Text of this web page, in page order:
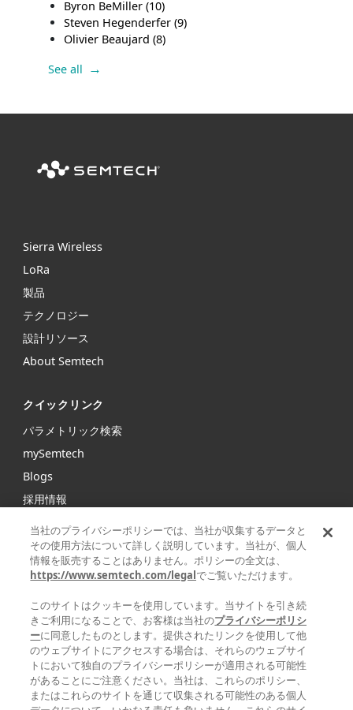
Byron BeMiller(10)
Steven Hegenderfer(9)
Olivier Beaujard(8)
See all
Sierra Wireless
LoRa
製品
テクノロジー
設計リソース
About Semtech
クイックリンク
パラメトリック検索
mySemtech
Blogs
採用情報
お問い合わせ
Semtechは、インフラストラクチャ、ハイエンドコンシュー
マープロダクト、産業機器向けの高性能アナログ/ミックスド
シグナル半導体および高度アルゴリズムの大手グローバルサ
プライヤです。
FacebookTwitter
当社のプライバシーポリシーでは、当社が収集するデータと
その使用方法について詳しく説明しています。当社が、個人
情報を販売することはありません。ポリシーの全文は、
https://www.semtech.com/legalでご覧いただけます。
このサイトはクッキーを使用しています。当サイトを引き続
きご利用になることで、お客様は当社のプライバシーポリシ
ーに同意したものとします。提供されたリンクを使用して他
のウェブサイトにアクセスする場合は、それらのウェブサイ
トにおいて独自のプライバシーポリシーが適用される可能性
があることにご注意ください。当社は、これらのポリシー、
またはこれらのサイトを通じて収集される可能性のある個人